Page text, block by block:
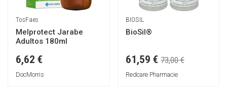
TosFaes
Melprotect Jarabe
Adultos 180ml
6,62 €
DocMorris
BIOSIL
BioSil®
61,59 € 73,00 €
Redcare Pharmacie